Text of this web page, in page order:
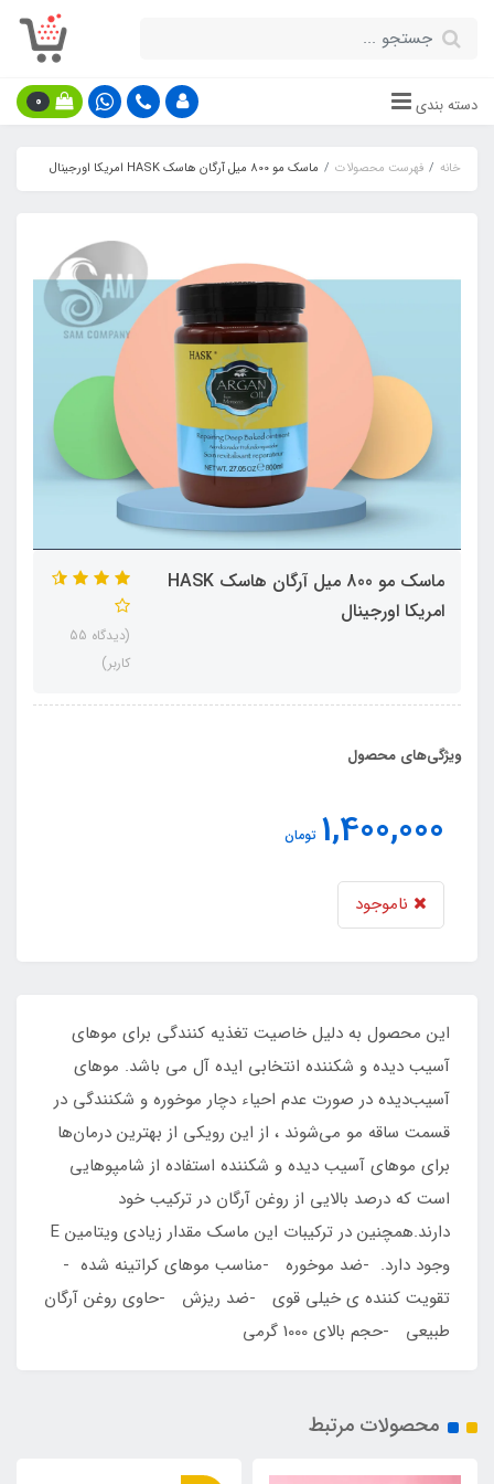
دسته بندی 0
خانه فهرست محصولات ماسک مو 800 میل آرگان هاسک HASK امریکا اورجینال
ماسک مو 800 میل آرگان هاسک HASK
امریکا اورجینال
(دیدگاه 55
کاربر)
ویژگی‌های محصول
1,400,000 تومان
ناموجود
این محصول به دلیل خاصیت تغذیه کنندگی برای موهای
آسیب دیده و شکننده انتخابی ایده آل می باشد. موهای
آسیب‌دیده در صورت عدم احیاء دچار موخوره و شکنندگی در
قسمت ساقه مو می‌شوند ، از این رویکی از بهترین درمان‌ها
برای موهای آسیب دیده و شکننده استفاده از شامپوهایی
است که درصد بالایی از روغن آرگان در ترکیب خود
دارند.همچنین در ترکیبات این ماسک مقدار زیادی ویتامین E
وجود دارد. -ضد موخوره -مناسب موهای کراتینه شده -
تقویت کننده ی خیلی قوی -ضد ریزش -حاوی روغن آرگان
طبیعی -حجم بالای 1000 گرمی
محصولات مرتبط